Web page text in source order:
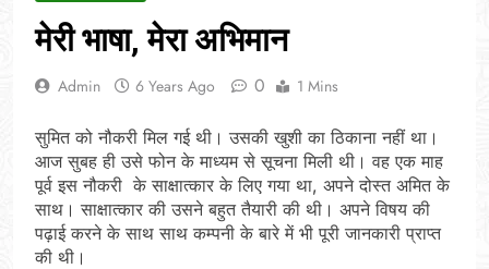
मेरी भाषा, मेरा अभिमान
Admin 6 Years Ago 0 1 Mins
सुमित को नौकरी मिल गई थी। उसकी खुशी का ठिकाना नहीं था।
आज सुबह ही उसे फोन के माध्यम से सूचना मिली थी। वह एक माह
पूर्व इस नौकरी के साक्षात्कार के लिए गया था, अपने दोस्त अमित के
साथ। साक्षात्कार की उसने बहुत तैयारी की थी। अपने विषय की
पढ़ाई करने के साथ साथ कम्पनी के बारे में भी पूरी जानकारी प्राप्त
की थी।